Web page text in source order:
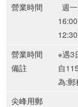
營業時間
週
16:00
營業時間
備註
※遇3
自
為:郵
尖峰用郵